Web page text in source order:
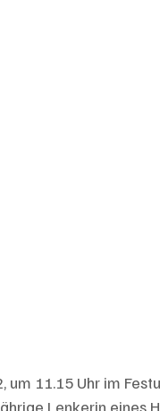
11.15 Uhr im
Lenkerin eines